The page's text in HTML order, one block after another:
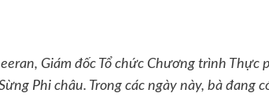
Giám đốc Tổ chức Chương trình Thực
Phi châu. Trong các ngày này, bà đang